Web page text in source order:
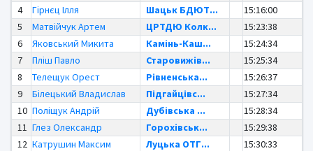
4
Гірнєц Ілля Шацьк БДЮТ...
15:16:00
5
Матвійчук Артем ЦРТДЮ Колк...
15:23:38
6
Яковський Микита Камінь-Каш...
15:24:34
7
Пліш Павло Старовижів...
15:25:34
8
Телещук Орест Рівненська...
15:26:37
9
Білецький Владислав Підгайцівс...
15:27:34
10 Поліщук Андрій Дубівська ...
15:28:34
11 Глез Олександр Горохівськ...
15:29:38
12 Катрушин Максим Луцька ОТГ...
15:30:33